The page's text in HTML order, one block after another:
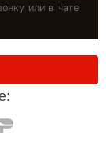
или в чате